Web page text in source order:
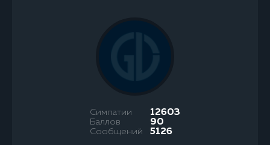
Симпатии 12603
Баллов 90
Сообщений 5126